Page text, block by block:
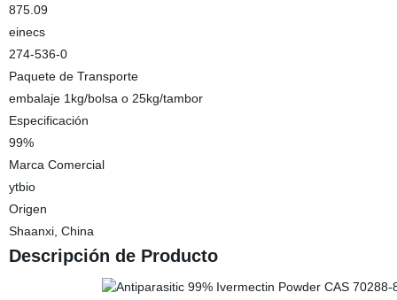
875.09
einecs
274-536-0
Paquete de Transporte
embalaje 1kg/bolsa o 25kg/tambor
Especificación
99%
Marca Comercial
ytbio
Origen
Shaanxi, China
Descripción de Producto